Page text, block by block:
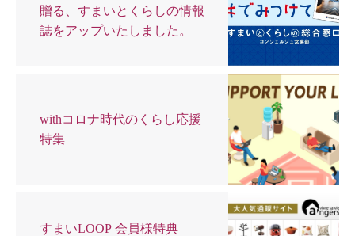
贈る、すまいとくらしの情報
誌をアップいたしました。
withコロナ時代のくらし応援
特集
すまいLOOP 会員様特典